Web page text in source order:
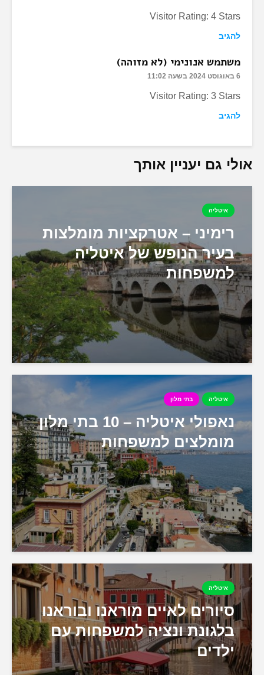
Visitor Rating: 4 Stars
להגיב
משתמש אנונימי (לא מזוהה)
6 באוגוסט 2024 בשעה 11:02
Visitor Rating: 3 Stars
להגיב
אולי גם יעניין אותך
איטליה
רימיני – אטרקציות מומלצות
בעיר הנופש של איטליה
למשפחות
איטליה בתי מלון
נאפולי איטליה – 10 בתי מלון
מומלצים למשפחות
איטליה
סיורים לאיים מוראנו ובוראנו
בלגונת ונציה למשפחות עם
ילדים